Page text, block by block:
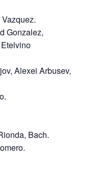
Gonzalez,
Alexei Arbusev,
Bach.